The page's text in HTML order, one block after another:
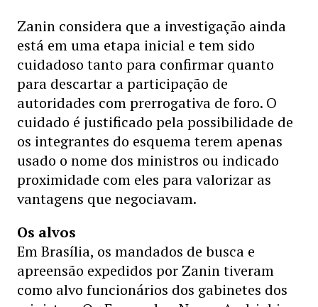
Zanin considera que a investigação ainda
está em uma etapa inicial e tem sido
cuidadoso tanto para confirmar quanto
para descartar a participação de
autoridades com prerrogativa de foro. O
cuidado é justificado pela possibilidade de
os integrantes do esquema terem apenas
usado o nome dos ministros ou indicado
proximidade com eles para valorizar as
vantagens que negociavam.
Os alvos
Em Brasília, os mandados de busca e
apreensão expedidos por Zanin tiveram
como alvo funcionários dos gabinetes dos